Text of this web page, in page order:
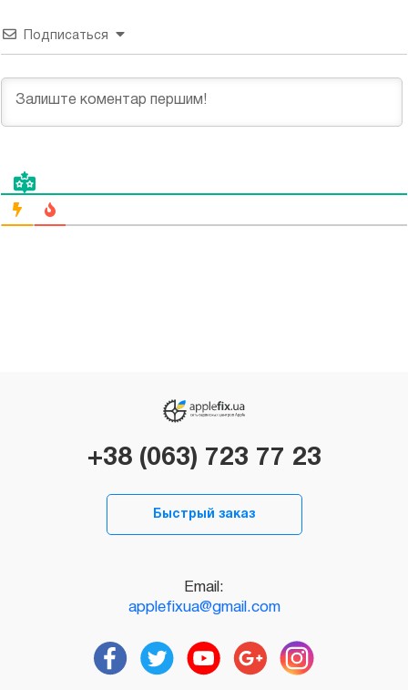
Подписаться
+38 (063) 723 77 23
Быстрый заказ
Email:
applefixua@gmail.com